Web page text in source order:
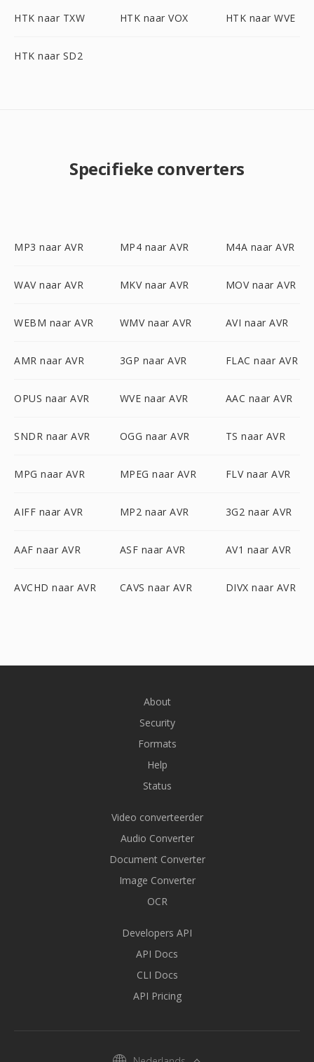
HTK naar TXW HTK naar VOX HTK naar WVE
HTK naar SD2
Specifieke converters
MP3 naar AVR MP4 naar AVR M4A naar AVR
WAV naar AVR MKV naar AVR MOV naar AVR
WEBM naar AVR WMV naar AVR AVI naar AVR
AMR naar AVR 3GP naar AVR FLAC naar AVR
OPUS naar AVR WVE naar AVR AAC naar AVR
SNDR naar AVR OGG naar AVR TS naar AVR
MPG naar AVR MPEG naar AVR FLV naar AVR
AIFF naar AVR MP2 naar AVR 3G2 naar AVR
AAF naar AVR ASF naar AVR AV1 naar AVR
AVCHD naar AVR CAVS naar AVR DIVX naar AVR
About
Security
Formats
Help
Status
Video converteerder
Audio Converter
Document Converter
Image Converter
OCR
Developers API
API Docs
CLI Docs
API Pricing